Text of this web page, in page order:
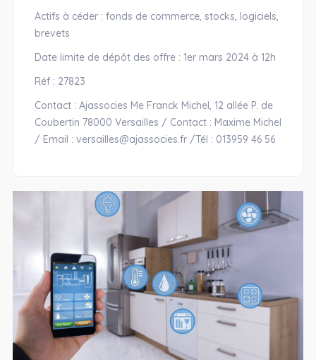
Actifs à céder : fonds de commerce, stocks, logiciels,
brevets
Date limite de dépôt des offre : 1er mars 2024 à 12h
Réf : 27823
Contact : Ajassocies Me Franck Michel, 12 allée P. de
Coubertin 78000 Versailles / Contact : Maxime Michel
/ Email : versailles@ajassocies.fr /Tél : 013959 46 56